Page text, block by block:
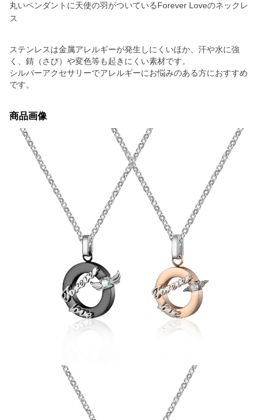
丸いペンダントに天使の羽がついているForever Loveのネックレ
ス
ステンレスは金属アレルギーが発生しにくいほか、汗や水に強
く、錆（さび）や変色等も起きにくい素材です。
シルバーアクセサリーでアレルギーにお悩みのある方におすすめ
です。
商品画像